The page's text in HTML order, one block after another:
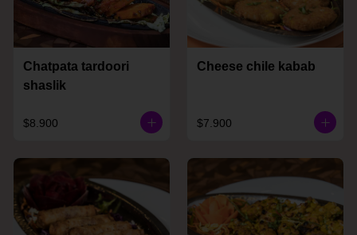
Chatpata tardoori
shaslik
$8.900
Cheese chile kabab
$7.900